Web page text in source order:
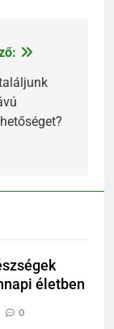
életben
0